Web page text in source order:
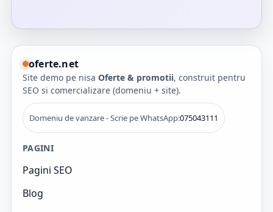
oferte.net
Site demo pe nisa Oferte & promotii, construit pentru
SEO si comercializare (domeniu + site).
Domeniu de vanzare - Scrie pe WhatsApp:075043111
PAGINI
Pagini SEO
Blog